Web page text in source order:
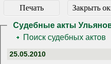
Печать Закрыть
Судебные акты
Поиск судебных актов
25.05.2010